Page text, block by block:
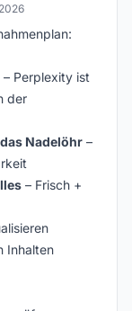
– Perplexity ist
der
Nadelöhr –
– Frisch +
Inhalten